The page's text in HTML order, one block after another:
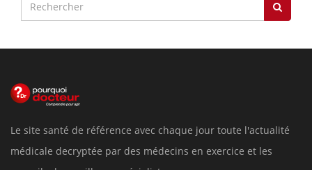
Le site santé de référence avec chaque jour toute l'actualité
médicale decryptée par des médecins en exercice et les